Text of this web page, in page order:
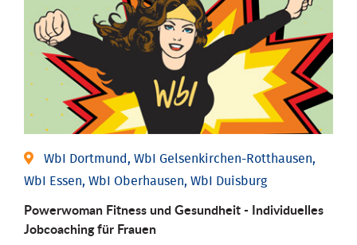
WbI Dortmund, WbI Gelsenkirchen-Rotthausen,
WbI Essen, WbI Oberhausen, WbI Duisburg
Powerwoman Fitness und Gesund­heit - Individu­elles
Job­coaching für Frauen